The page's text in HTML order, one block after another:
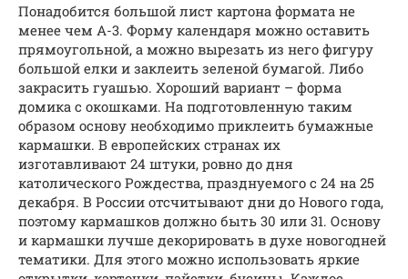
Понадобится большой лист картона формата не
менее чем А-3. Форму календаря можно оставить
прямоугольной, а можно вырезать из него фигуру
большой елки и заклеить зеленой бумагой. Либо
закрасить гуашью. Хороший вариант – форма
домика с окошками. На подготовленную таким
образом основу необходимо приклеить бумажные
кармашки. В европейских странах их
изготавливают 24 штуки, ровно до дня
католического Рождества, празднуемого с 24 на 25
декабря. В России отсчитывают дни до Нового года,
поэтому кармашков должно быть 30 или 31. Основу
и кармашки лучше декорировать в духе новогодней
тематики. Для этого можно использовать яркие